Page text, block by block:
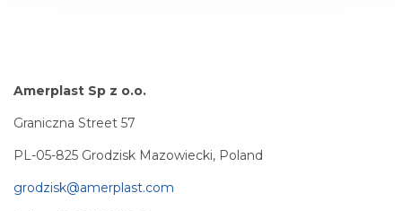
Amerplast Sp z o.o.
Graniczna Street 57
PL-05-825 Grodzisk Mazowiecki, Poland
grodzisk@amerplast.com